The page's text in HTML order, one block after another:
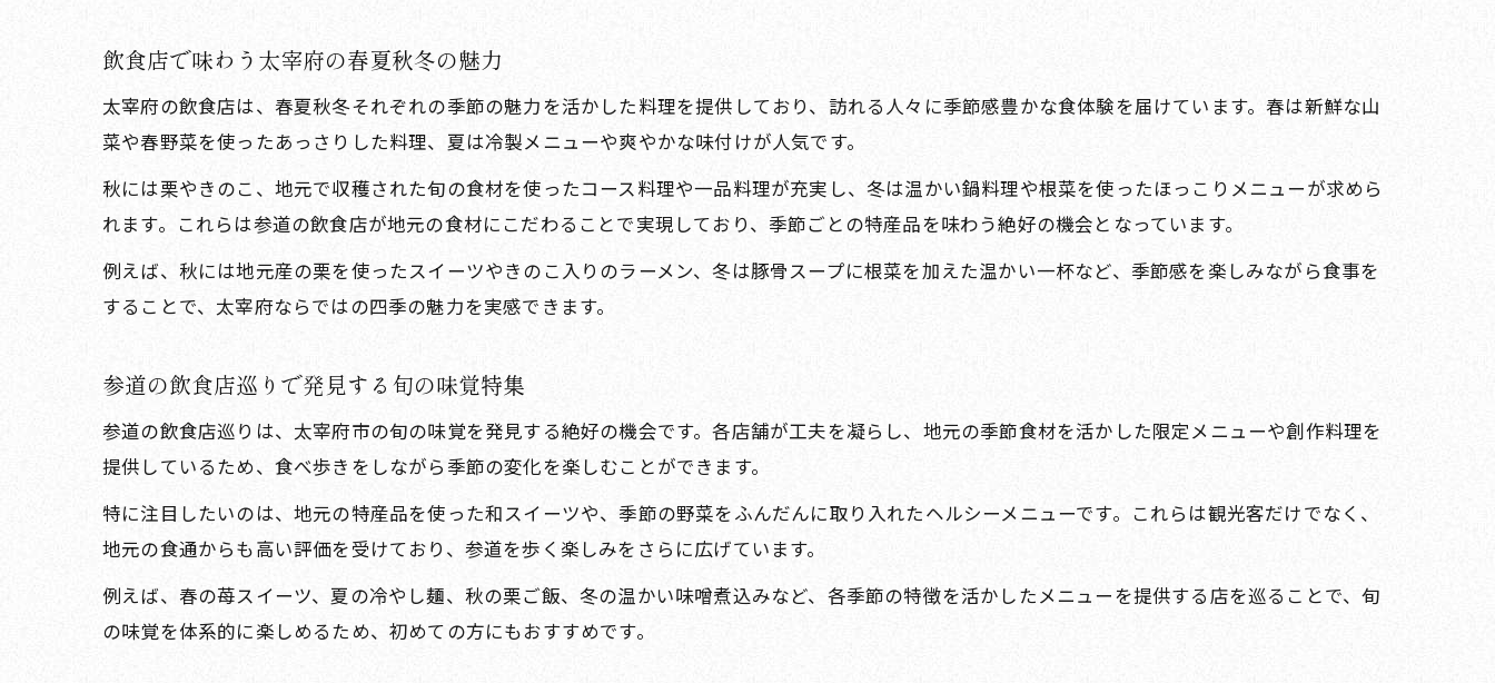
飲食店で味わう太宰府の春夏秋冬の魅力
太宰府の飲食店は、春夏秋冬それぞれの季節の魅力を活かした料理を提供しており、訪れる人々に季節感豊かな食体験を届けています。春は新鮮な山
菜や春野菜を使ったあっさりした料理、夏は冷製メニューや爽やかな味付けが人気です。
秋には栗やきのこ、地元で収穫された旬の食材を使ったコース料理や一品料理が充実し、冬は温かい鍋料理や根菜を使ったほっこりメニューが求めら
れます。これらは参道の飲食店が地元の食材にこだわることで実現しており、季節ごとの特産品を味わう絶好の機会となっています。
例えば、秋には地元産の栗を使ったスイーツやきのこ入りのラーメン、冬は豚骨スープに根菜を加えた温かい一杯など、季節感を楽しみながら食事を
することで、太宰府ならではの四季の魅力を実感できます。
参道の飲食店巡りで発見する旬の味覚特集
参道の飲食店巡りは、太宰府市の旬の味覚を発見する絶好の機会です。各店舗が工夫を凝らし、地元の季節食材を活かした限定メニューや創作料理を
提供しているため、食べ歩きをしながら季節の変化を楽しむことができます。
特に注目したいのは、地元の特産品を使った和スイーツや、季節の野菜をふんだんに取り入れたヘルシーメニューです。これらは観光客だけでなく、
地元の食通からも高い評価を受けており、参道を歩く楽しみをさらに広げています。
例えば、春の苺スイーツ、夏の冷やし麺、秋の栗ご飯、冬の温かい味噌煮込みなど、各季節の特徴を活かしたメニューを提供する店を巡ることで、旬
の味覚を体系的に楽しめるため、初めての方にもおすすめです。